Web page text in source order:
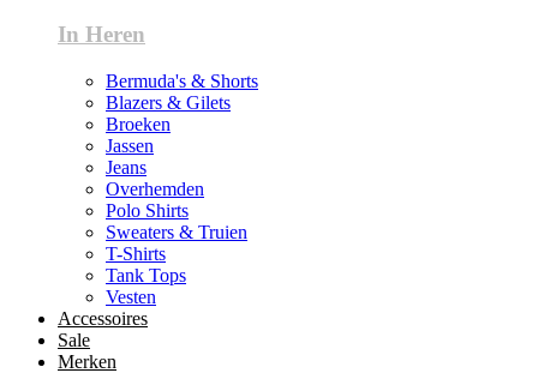
In Heren
Bermuda's & Shorts
Blazers & Gilets
Broeken
Jassen
Jeans
Overhemden
Polo Shirts
Sweaters & Truien
T-Shirts
Tank Tops
Vesten
Accessoires
Sale
Merken